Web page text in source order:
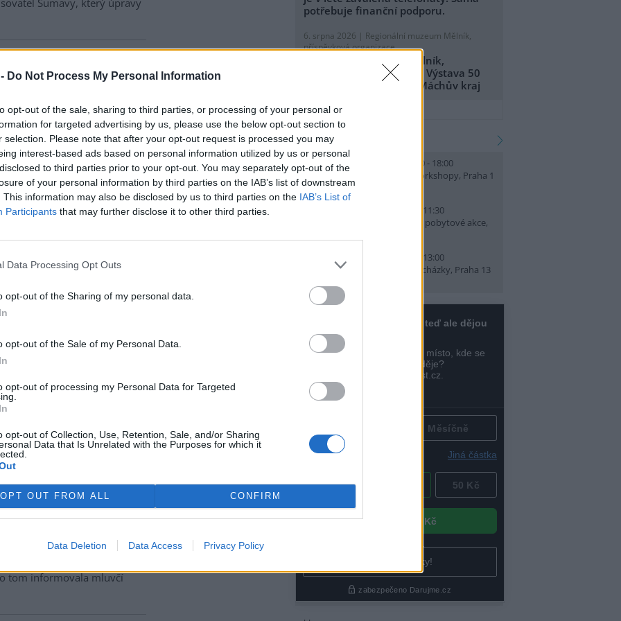
Do Not Process My Personal Information
opt-out of the sale, sharing to third parties, or processing of your personal or
for targeted advertising by us, please use the below opt-out section to
selection. Please note that after your opt-out request is processed you may
interest-based ads based on personal information utilized by us or personal
to third parties prior to your opt-out. You may separately opt-out of the
of your personal information by third parties on the IAB’s list of downstream
This information may also be disclosed by us to third parties on the IAB’s List of
Participants that may further disclose it to other third parties.
Data Processing Opt Outs
opt-out of the Sharing of my personal data.
opt-out of the Sale of my Personal Data.
opt-out of processing my Personal Data for Targeted
opt-out of Collection, Use, Retention, Sale, and/or Sharing
Data that Is Unrelated with the Purposes for which it
OPT OUT FROM ALL CONFIRM
Data Deletion Data Access Privacy Policy
tím ale oceánům,
tygří patří k nejméně
predátorům v živočišné
jídelníček zahrnuje
druhů mořských i
zvířat, ale také
značky až po televizory
odborníků hrají důležitou
Napsala o tom
na budapešťském úseku
1
nízká hladina Dunaje
maďarském úseku řeky,
agentura DPA. Některé lodě
ležícím naproti
vody z řek a potoků na
kvůli suchu zakázaly
povrchových vod z vodních
platí od soboty 8.
úřad, platí mimo jiné na
mytí automobilů,
tom informovala mluvčí
potřebuje finanční podporu.
6. srpna 2026 | Regionální muzeum Mělník,
příspěvková organizace
Regionální muzeum Mělník,
příspěvková organizace: Výstava 50
let CHKO Kokořínsko - Máchův kraj
přidat tiskovou zprávu
kalendář akcí
10. srpna 2026 (pondělí) 16:00 - 18:00
(Dílny a workshopy, Praha 1
)
11. srpna 2026 (úterý) 09:30 - 11:30
(Tábory, výlety a pobytové akce,
11. srpna 2026 (úterý) 10:00 - 13:00
Letní vycházky
(Exkurze a vycházky, Praha 13